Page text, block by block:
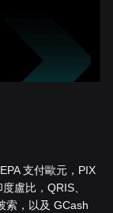
支付歐元，PIX
盧比，QRIS、
索，以及 GCash